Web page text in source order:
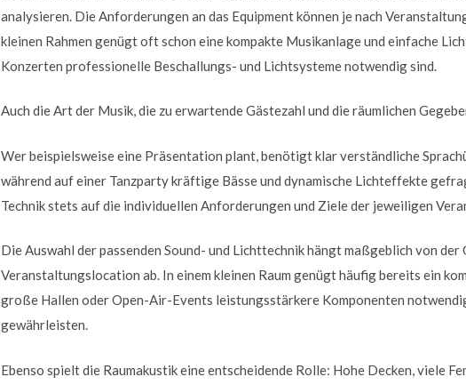
analysieren. Die Anforderungen an das Equipment können je nach
kleinen Rahmen genügt oft schon eine kompakte Musikanlage und einfache
Konzerten professionelle Beschallungs- und Lichtsysteme notwendig sind.
Auch die Art der Musik, die zu erwartende Gästezahl und die räumlichen
Wer beispielsweise eine Präsentation plant, benötigt klar verständliche
während auf einer Tanzparty kräftige Bässe und dynamische Lichteffekte
Technik stets auf die individuellen Anforderungen und Ziele der jeweiligen
Die Auswahl der passenden Sound- und Lichttechnik hängt maßgeblich von
Veranstaltungslocation ab. In einem kleinen Raum genügt häufig bereits ein
große Hallen oder Open-Air-Events leistungsstärkere Komponenten
gewährleisten.
Ebenso spielt die Raumakustik eine entscheidende Rolle: Hohe Decken, viele